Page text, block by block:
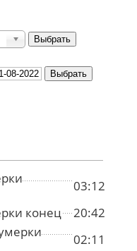
03:12
конец
20:42
02:11